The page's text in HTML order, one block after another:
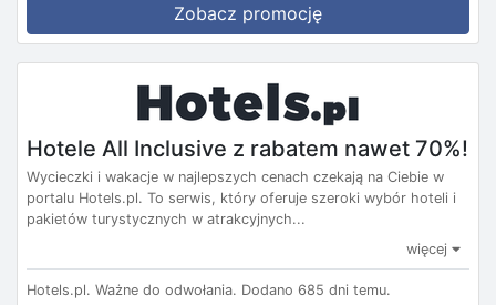
Zobacz promocję
Hotele All Inclusive z rabatem nawet 70%!
Wycieczki i wakacje w najlepszych cenach czekają na Ciebie w
portalu Hotels.pl. To serwis, który oferuje szeroki wybór hoteli i
pakietów turystycznych w atrakcyjnych...
więcej
Hotels.pl. Ważne do odwołania. Dodano 685 dni temu.